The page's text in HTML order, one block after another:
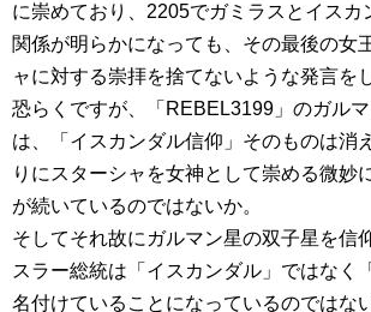
に崇めており、2205でガミラスとイスカ
関係が明らかになっても、その最後の女
ャに対する崇拝を捨てないような発言を
恐らくですが、「REBEL3199」のガル
は、「イスカンダル信仰」そのものは消
りにスターシャを女神として崇める微妙
が続いているのではないか。
そしてそれ故にガルマン星の双子星を信
スラー総統は「イスカンダル」ではなく
名付けていることになっているのではな